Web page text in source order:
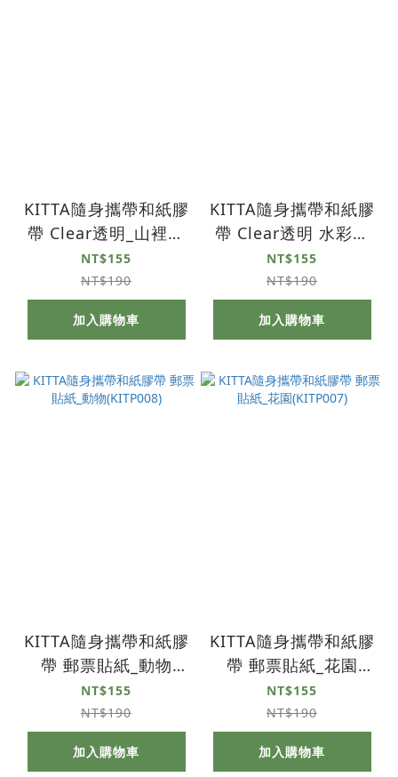
KITTA隨身攜帶和紙膠
帶 Clear透明_山裡暖
陽(KITT003)
NT$155
NT$190
加入購物車
KITTA隨身攜帶和紙膠
帶 Clear透明 水彩刷
色 (KITT001)
NT$155
NT$190
加入購物車
KITTA隨身攜帶和紙膠
帶 郵票貼紙_動物
(KITP008)
NT$155
NT$190
加入購物車
KITTA隨身攜帶和紙膠
帶 郵票貼紙_花園
(KITP007)
NT$155
NT$190
加入購物車